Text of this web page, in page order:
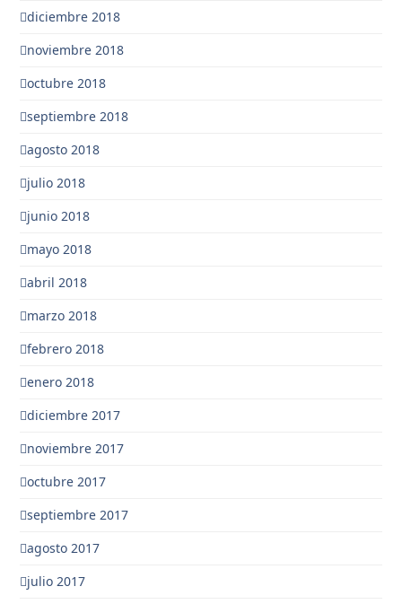
diciembre 2018
noviembre 2018
octubre 2018
septiembre 2018
agosto 2018
julio 2018
junio 2018
mayo 2018
abril 2018
marzo 2018
febrero 2018
enero 2018
diciembre 2017
noviembre 2017
octubre 2017
septiembre 2017
agosto 2017
julio 2017